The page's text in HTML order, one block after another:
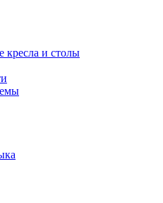
кресла и столы